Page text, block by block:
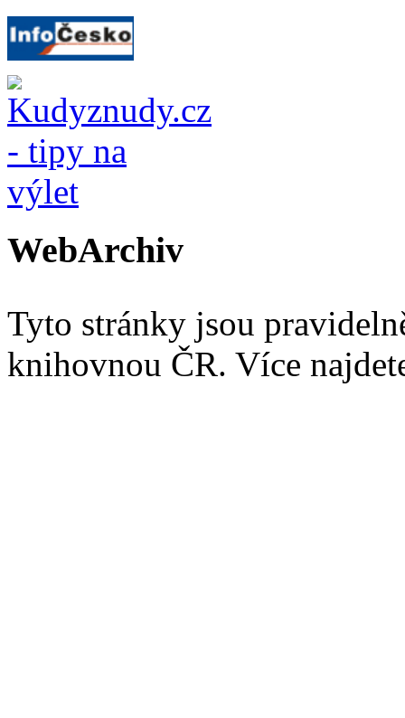
WebArchiv
Tyto stránky jsou
knihovnou ČR. Více